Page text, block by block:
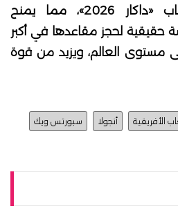
الألعاب الأولمبية للشباب «داكار 2026»، مما يمنح
حقيقية لحجز مقاعدها في أكبر
مستوى العالم، ويزيد من قوة
الأفريقية أنجولا سبورتس ويك